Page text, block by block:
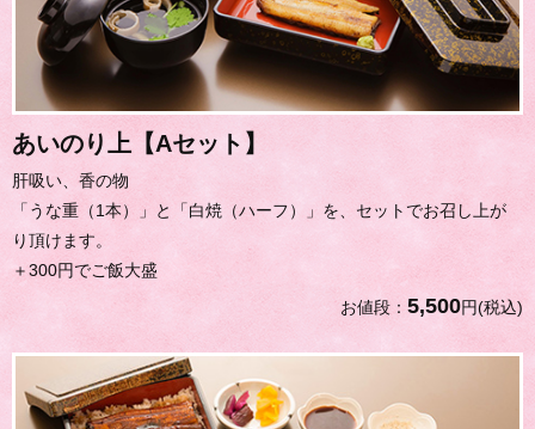
あいのり上【Aセット】
肝吸い、香の物
「うな重（1本）」と「白焼（ハーフ）」を、セットでお召し上が
り頂けます。
＋300円でご飯大盛
お値段： 5,500円(税込)